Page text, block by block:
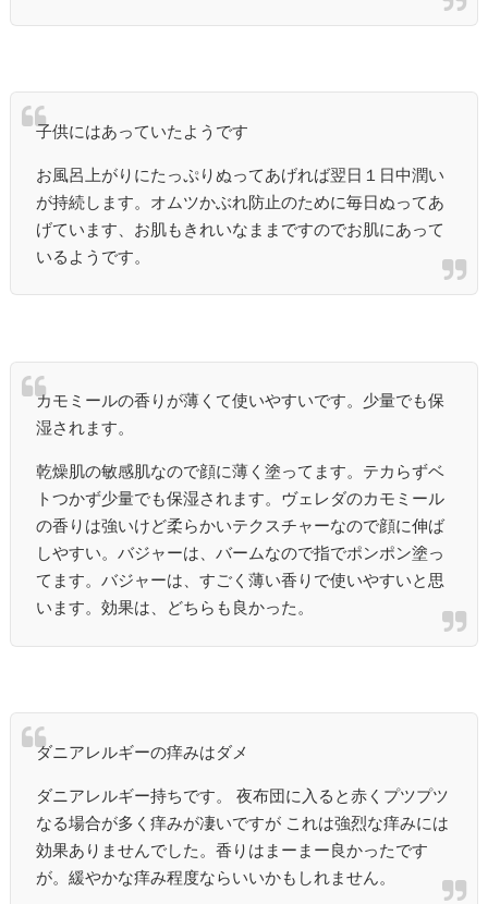
子供にはあっていたようです
お風呂上がりにたっぷりぬってあげれば翌日１日中潤い
が持続します。オムツかぶれ防止のために毎日ぬってあ
げています、お肌もきれいなままですのでお肌にあって
いるようです。
カモミールの香りが薄くて使いやすいです。少量でも保
湿されます。
乾燥肌の敏感肌なので顔に薄く塗ってます。テカらずベ
トつかず少量でも保湿されます。ヴェレダのカモミール
の香りは強いけど柔らかいテクスチャーなので顔に伸ば
しやすい。バジャーは、バームなので指でポンポン塗っ
てます。バジャーは、すごく薄い香りで使いやすいと思
います。効果は、どちらも良かった。
ダニアレルギーの痒みはダメ
ダニアレルギー持ちです。 夜布団に入ると赤くプツプツ
なる場合が多く痒みが凄いですが これは強烈な痒みには
効果ありませんでした。香りはまーまー良かったです
が。緩やかな痒み程度ならいいかもしれません。